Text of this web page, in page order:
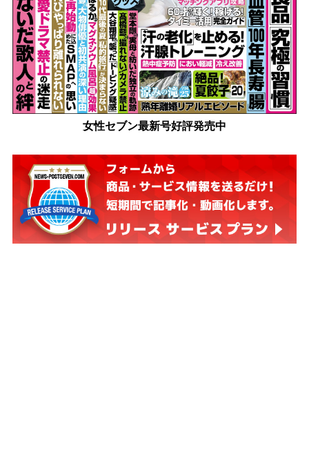
女性セブン最新号好評発売中